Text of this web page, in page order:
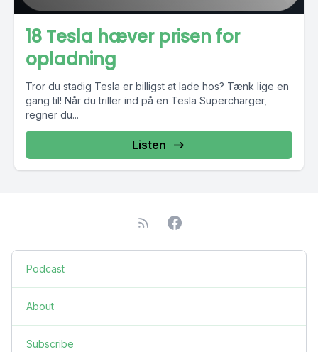
18 Tesla hæver prisen for
opladning
Tror du stadig Tesla er billigst at lade hos? Tænk lige en
gang til! Når du triller ind på en Tesla Supercharger,
regner du...
Listen
Podcast
About
Subscribe